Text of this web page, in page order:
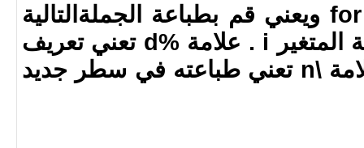
البودي الخاص بال for loop ويعني قم بطباعة الجملةالتالية
Loop is at ملحوقة بقيمة المتغير i . علامة %d تعني تعريف
للمتغير i عند الطباعة وعلامة \n تعني طباعته في سطر جديد